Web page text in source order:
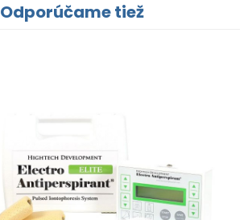
Odporúčame tiež